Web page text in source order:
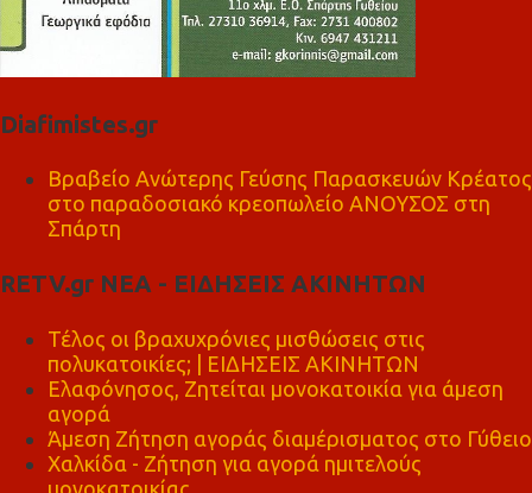
Diafimistes.gr
Βραβείο Ανώτερης Γεύσης Παρασκευών Κρέατος
στο παραδοσιακό κρεοπωλείο ΑΝΟΥΣΟΣ στη
Σπάρτη
RETV.gr ΝΕΑ - ΕΙΔΗΣΕΙΣ ΑΚΙΝΗΤΩΝ
Τέλος οι βραχυχρόνιες μισθώσεις στις
πολυκατοικίες; | ΕΙΔΗΣΕΙΣ ΑΚΙΝΗΤΩΝ
Ελαφόνησος, Ζητείται μονοκατοικία για άμεση
αγορά
Άμεση Ζήτηση αγοράς διαμέρισματος στο Γύθειο
Χαλκίδα - Ζήτηση για αγορά ημιτελούς
μονοκατοικίας